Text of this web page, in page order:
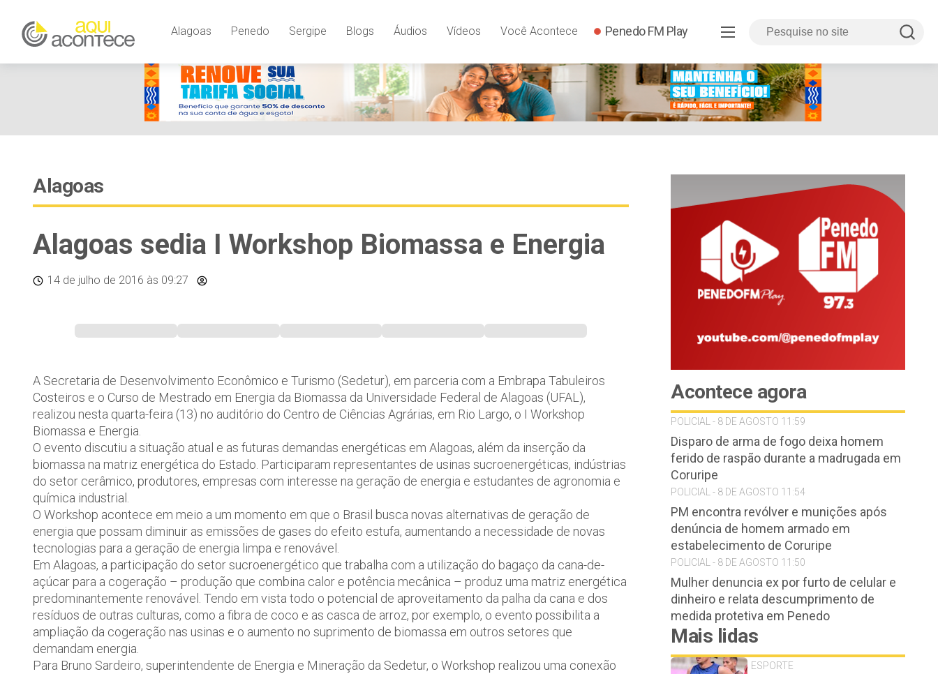
Alagoas Penedo Sergipe Blogs Áudios Vídeos Você Acontece Penedo FM Play
Alagoas
Alagoas sedia I Workshop Biomassa e Energia
14 de julho de 2016 às 09:27
A Secretaria de Desenvolvimento Econômico e Turismo (Sedetur), em parceria com a Embrapa Tabuleiros
Costeiros e o Curso de Mestrado em Energia da Biomassa da Universidade Federal de Alagoas (UFAL),
realizou nesta quarta-feira (13) no auditório do Centro de Ciências Agrárias, em Rio Largo, o I Workshop
Biomassa e Energia.
O evento discutiu a situação atual e as futuras demandas energéticas em Alagoas, além da inserção da
biomassa na matriz energética do Estado. Participaram representantes de usinas sucroenergéticas, indústrias
do setor cerâmico, produtores, empresas com interesse na geração de energia e estudantes de agronomia e
química industrial.
O Workshop acontece em meio a um momento em que o Brasil busca novas alternativas de geração de
energia que possam diminuir as emissões de gases do efeito estufa, aumentando a necessidade de novas
tecnologias para a geração de energia limpa e renovável.
Em Alagoas, a participação do setor sucroenergético que trabalha com a utilização do bagaço da cana-de-
açúcar para a cogeração – produção que combina calor e potência mecânica – produz uma matriz energética
predominantemente renovável. Tendo em vista todo o potencial de aproveitamento da palha da cana e dos
resíduos de outras culturas, como a fibra de coco e as casca de arroz, por exemplo, o evento possibilita a
ampliação da cogeração nas usinas e o aumento no suprimento de biomassa em outros setores que
demandam energia.
Para Bruno Sardeiro, superintendente de Energia e Mineração da Sedetur, o Workshop realizou uma conexão
Acontece agora
POLICIAL - 8 DE AGOSTO 11:59
Disparo de arma de fogo deixa homem
ferido de raspão durante a madrugada em
Coruripe
POLICIAL - 8 DE AGOSTO 11:54
PM encontra revólver e munições após
denúncia de homem armado em
estabelecimento de Coruripe
POLICIAL - 8 DE AGOSTO 11:50
Mulher denuncia ex por furto de celular e
dinheiro e relata descumprimento de
medida protetiva em Penedo
Mais lidas
ESPORTE